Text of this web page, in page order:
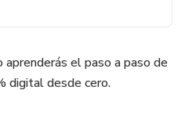
el paso a paso de
digital desde cero.